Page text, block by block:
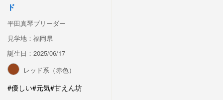
ド
平田真琴ブリーダー
見学地：福岡県
誕生日：2025/06/17
レッド系（赤色）
#優しい#元気#甘えん坊